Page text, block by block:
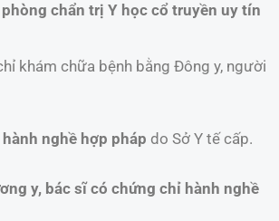
chẩn trị Y học cổ truyền uy tín
khám chữa bệnh bằng Đông y, người
nghề hợp pháp do Sở Y tế cấp.
y, bác sĩ có chứng chỉ hành nghề